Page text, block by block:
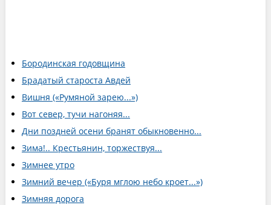
Бородинская годовщина
Брадатый староста Авдей
Вишня («Румяной зарею...»)
Вот север, тучи нагоняя...
Дни поздней осени бранят обыкновенно...
Зима!.. Крестьянин, торжествуя...
Зимнее утро
Зимний вечер («Буря мглою небо кроет...»)
Зимняя дорога